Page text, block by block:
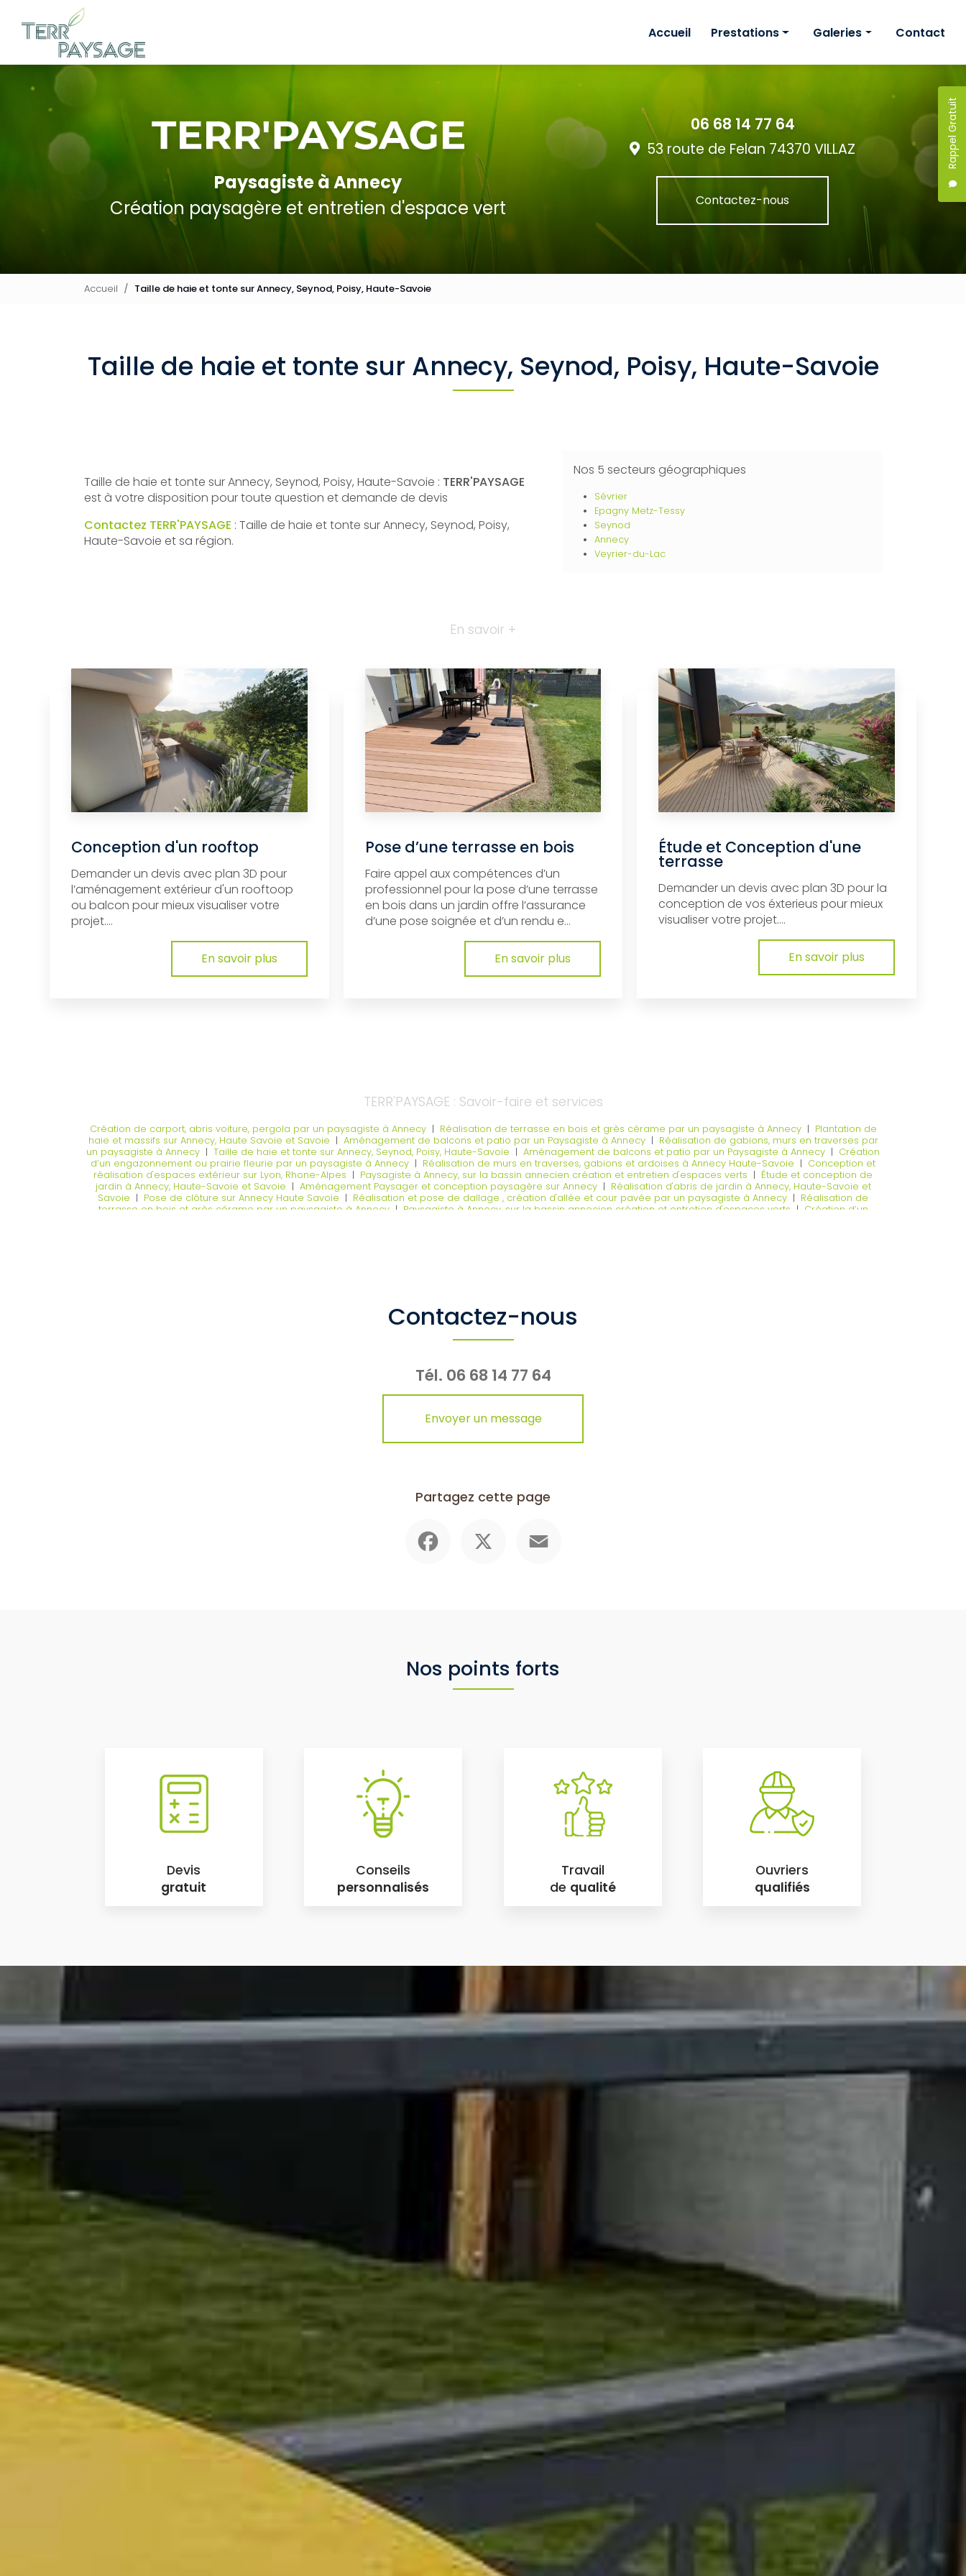
contenu
Rappel Gratuit
Accueil
Prestations
Entretien
Galeries
Étude de projet
Contact
Paysagiste à Annecy
Création paysagère et entretien d'espace vert
06 68 14 77 64
53 route de Felan 74370 VILLAZ
Contactez-nous
Accueil Taille de haie et tonte sur Annecy, Seynod, Poisy, Haute-Savoie
Taille de haie et tonte sur Annecy, Seynod, Poisy, Haute-Savoie
Taille de haie et tonte sur Annecy, Seynod, Poisy, Haute-Savoie : TERR'PAYSAGE
est à votre disposition pour toute question et demande de devis
Contactez TERR'PAYSAGE : Taille de haie et tonte sur Annecy, Seynod, Poisy,
Haute-Savoie et sa région.
Nos 5 secteurs géographiques
Sévrier
Epagny Metz-Tessy
Seynod
Annecy
Veyrier-du-Lac
En savoir +
Conception d'un rooftop
Demander un devis avec plan 3D pour
l’aménagement extérieur d'un rooftoop
ou balcon pour mieux visualiser votre
projet....
En savoir plus
Pose d’une terrasse en bois
Faire appel aux compétences d’un
professionnel pour la pose d’une terrasse
en bois dans un jardin offre l’assurance
d’une pose soignée et d’un rendu e...
En savoir plus
Étude et Conception d'une
terrasse
Demander un devis avec plan 3D pour la
conception de vos éxterieus pour mieux
visualiser votre projet....
En savoir plus
TERR'PAYSAGE : Savoir-faire et services
Création de carport, abris voiture, pergola par un paysagiste à Annecy| Réalisation de terrasse en bois et grès cérame par un paysagiste à Annecy| Plantation de
haie et massifs sur Annecy, Haute Savoie et Savoie | Aménagement de balcons et patio par un Paysagiste à Annecy| Réalisation de gabions, murs en traverses par
un paysagiste à Annecy | Taille de haie et tonte sur Annecy, Seynod, Poisy, Haute-Savoie | Aménagement de balcons et patio par un Paysagiste à Annecy | Création
d’un engazonnement ou prairie fleurie par un paysagiste à Annecy | Réalisation de murs en traverses, gabions et ardoises à Annecy Haute-Savoie | Conception et
réalisation d'espaces extérieur sur Lyon, Rhone-Alpes | Paysagiste à Annecy, sur la bassin annecien création et entretien d'espaces verts | Étude et conception de
jardin à Annecy, Haute-Savoie et Savoie | Aménagement Paysager et conception paysagère sur Annecy| Réalisation d'abris de jardin à Annecy, Haute-Savoie et
Savoie | Pose de clôture sur Annecy Haute Savoie | Réalisation et pose de dallage , création d'allée et cour pavée par un paysagiste à Annecy | Réalisation de
terrasse en bois et grès cérame par un paysagiste à Annecy| Paysagiste à Annecy, sur la bassin annecien création et entretien d'espaces verts | Création d’un
Contactez-nous
Tél. 06 68 14 77 64
Envoyer un message
Partagez cette page
Nos points forts
Devis
gratuit
Conseils
personnalisés
Travail
de qualité
Ouvriers
qualifiés